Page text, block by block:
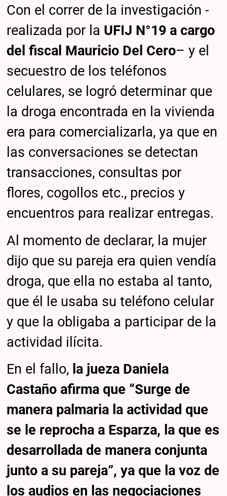
Con el correr de la investigación -
realizada por la UFIJ N°19 a cargo
del fiscal Mauricio Del Cero– y el
secuestro de los teléfonos
celulares, se logró determinar que
la droga encontrada en la vivienda
era para comercializarla, ya que en
las conversaciones se detectan
transacciones, consultas por
flores, cogollos etc., precios y
encuentros para realizar entregas.
Al momento de declarar, la mujer
dijo que su pareja era quien vendía
droga, que ella no estaba al tanto,
que él le usaba su teléfono celular
y que la obligaba a participar de la
actividad ilícita.
En el fallo, la jueza Daniela
Castaño afirma que “Surge de
manera palmaria la actividad que
se le reprocha a Esparza, la que es
desarrollada de manera conjunta
junto a su pareja”, ya que la voz de
los audios en las negociaciones